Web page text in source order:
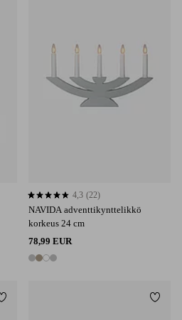
NAVIDA adventtikynttelikkö
korkeus 24 cm
78,99 EUR
4 värejä
4,3 perustuen 22 arvosanaan
4,3 (22)
Lisää suosikkeihin Lisää